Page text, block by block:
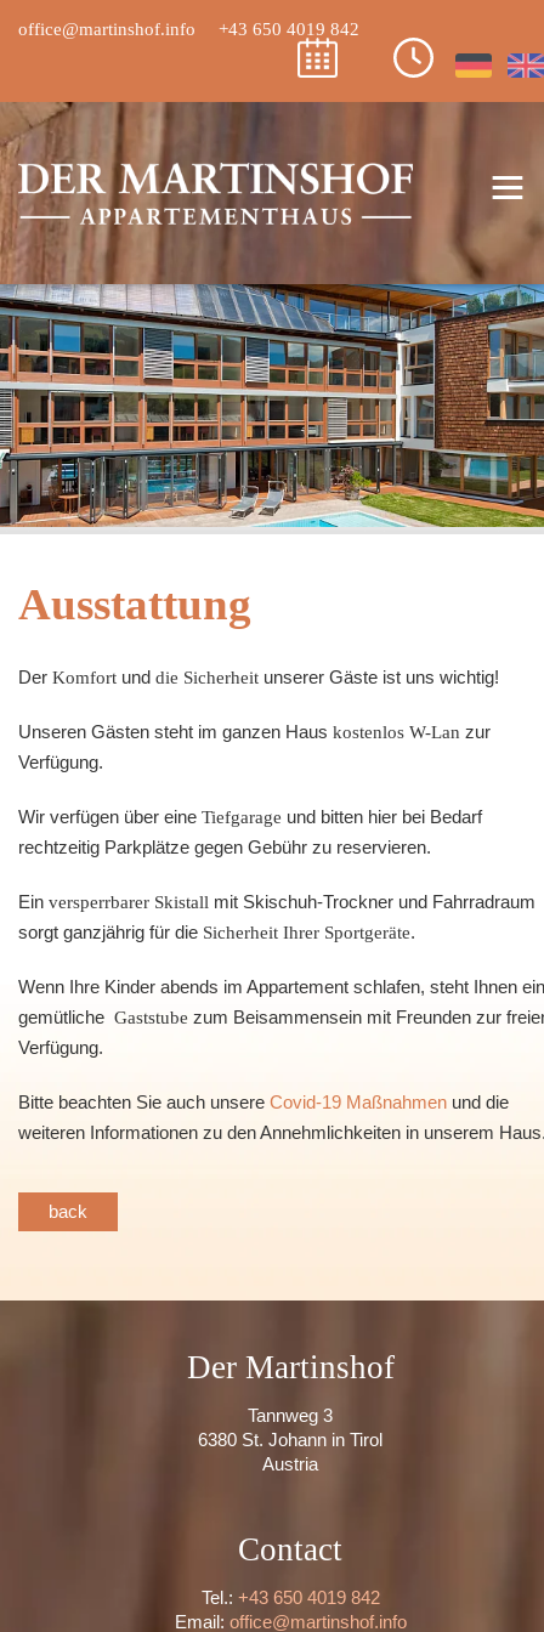
office@martinshof.info +43 650 4019 842
≡
Ausstattung
Der Komfort und die Sicherheit unserer Gäste ist uns wichtig!
Unseren Gästen steht im ganzen Haus kostenlos W-Lan zur
Verfügung.
Wir verfügen über eine Tiefgarage und bitten hier bei Bedarf
rechtzeitig Parkplätze gegen Gebühr zu reservieren.
Ein versperrbarer Skistall mit Skischuh-Trockner und Fahrradraum
sorgt ganzjährig für die Sicherheit Ihrer Sportgeräte.
Wenn Ihre Kinder abends im Appartement schlafen, steht Ihnen
gemütliche Gaststube zum Beisammensein mit Freunden zur
Verfügung.
Bitte beachten Sie auch unsere Covid-19 Maßnahmen und die
weiteren Informationen zu den Annehmlichkeiten in unserem
back
Der Martinshof
Tannweg 3
6380 St. Johann in Tirol
Austria
Contact
Tel.: +43 650 4019 842
Email: office@martinshof.info